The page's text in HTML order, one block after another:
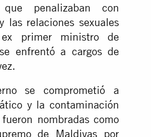
penalizaban con
las relaciones sexuales
primer ministro de
enfrentó a cargos de
se comprometió a
y la contaminación
nombradas como
de Maldivas por